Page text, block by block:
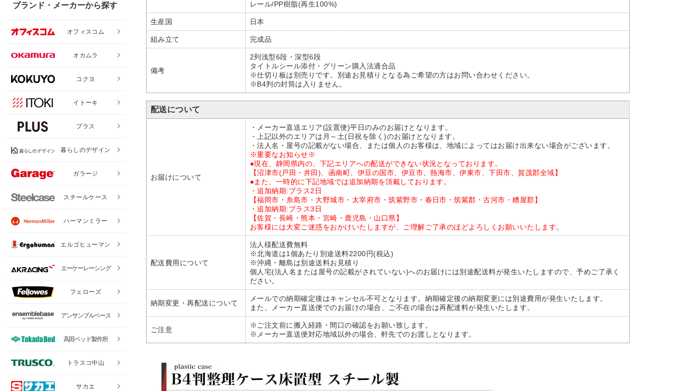
レール/PP樹脂(再生100%)
生産国 日本
組み立て 完成品
備考
2列浅型6段・深型6段
タイトルシール添付・グリーン購入法適合品
※仕切り板は別売りです。別途お見積りとなる為ご希望の方はお問い合わせください。
※B4判の封筒は入りません。
配送について
お届けについて
・メーカー直送エリア(設置便)平日のみのお届けとなります。
・上記以外のエリアは月～土(日祝を除く)のお届けとなります。
・法人名・屋号の記載がない場合、または個人のお客様は、地域によってはお届け出来ない場合がございます。
※重要なお知らせ※
●現在、静岡県内の、下記エリアへの配送ができない状況となっております。
【沼津市(戸田・井田)、函南町、伊豆の国市、伊豆市、熱海市、伊東市、下田市、賀茂郡全域】
●また、一時的に下記地域では追加納期を頂戴しております。
・追加納期:プラス2日
【福岡市・糸島市・大野城市・太宰府市・筑紫野市・春日市・筑紫郡・古河市・糟屋郡】
・追加納期:プラス3日
【佐賀・長崎・熊本・宮崎・鹿児島・山口県】
お客様には大変ご迷惑をおかけいたしますが、ご理解ご了承のほどよろしくお願いいたします。
配送費用について
法人様配送費無料
※北海道は1個あたり別途送料2200円(税込)
※沖縄・離島は別途送料お見積り
個人宅(法人名または屋号の記載がされていない)へのお届けには別途配送料が発生いたしますので、予めご了承く
ださい。
納期変更・再配送について
メールでの納期確定後はキャンセル不可となります。納期確定後の納期変更には別途費用が発生いたします。
また、メーカー直送便でのお届けの場合、ご不在の場合は再配達料が発生いたします。
ご注意
※ご注文前に搬入経路・間口の確認をお願い致します。
※メーカー直送便対応地域以外の場合、軒先でのお渡しとなります。
ブランド・メーカーから探す
オフィスコム
オカムラ
コクヨ
イトーキ
プラス
暮らしのデザイン
ガラージ
スチールケース
ハーマンミラー
エルゴヒューマン
エーケーレーシング
フェローズ
アンサンブルベース
高田ベッド製作所
トラスコ中山
サカエ